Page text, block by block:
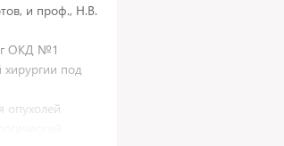
и проф., Н.В.
ОКД №1
хирургии под
опухолей